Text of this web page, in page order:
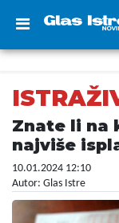
Znate li na
najviše
10.01.2024 12:10
Autor: Glas Istre